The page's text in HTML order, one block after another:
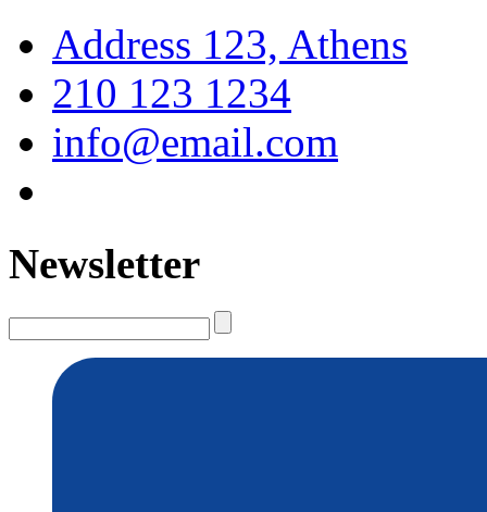
Address 123, Athens
210 123 1234
info@email.com
Newsletter